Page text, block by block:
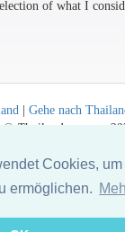
Cookies,
ermöglichen.
of what I
| Gehe nach
© Thailandee.com -